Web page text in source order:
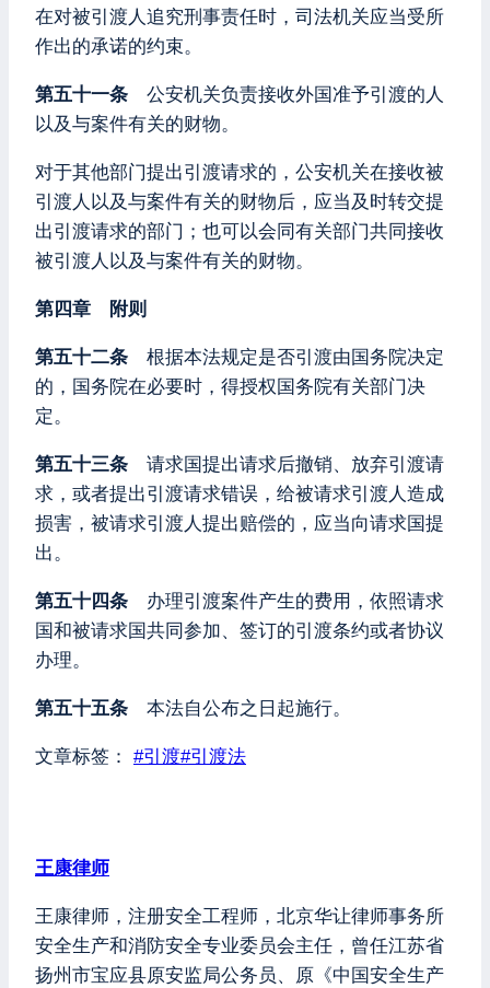
在对被引渡人追究刑事责任时，司法机关应当受所
作出的承诺的约束。
第五十一条 公安机关负责接收外国准予引渡的人
以及与案件有关的财物。
对于其他部门提出引渡请求的，公安机关在接收被
引渡人以及与案件有关的财物后，应当及时转交提
出引渡请求的部门；也可以会同有关部门共同接收
被引渡人以及与案件有关的财物。
第四章 附则
第五十二条 根据本法规定是否引渡由国务院决定
的，国务院在必要时，得授权国务院有关部门决
定。
第五十三条 请求国提出请求后撤销、放弃引渡请
求，或者提出引渡请求错误，给被请求引渡人造成
损害，被请求引渡人提出赔偿的，应当向请求国提
出。
第五十四条 办理引渡案件产生的费用，依照请求
国和被请求国共同参加、签订的引渡条约或者协议
办理。
第五十五条 本法自公布之日起施行。
文章标签： #引渡#引渡法
王康律师
王康律师，注册安全工程师，北京华让律师事务所
安全生产和消防安全专业委员会主任，曾任江苏省
扬州市宝应县原安监局公务员、原《中国安全生产